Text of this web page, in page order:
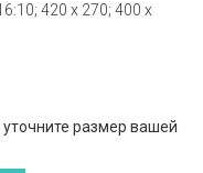
420 x 270; 400 x
размер вашей